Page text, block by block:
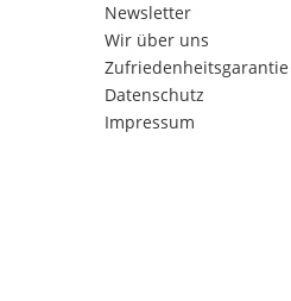
Newsletter
Wir über uns
Zufriedenheitsgarantie
Datenschutz
Impressum